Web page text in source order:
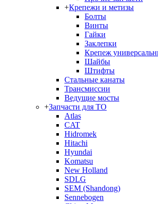
+Крепежи и метизы
Болты
Винты
Гайки
Заклепки
Крепеж
Шайбы
Штифты
Стальные канаты
Трансмиссии
Ведущие мосты
+Запчасти для ТО
Atlas
CAT
Hidromek
Hitachi
Hyundai
Komatsu
New Holland
SDLG
SEM (Shandong)
Sennebogen